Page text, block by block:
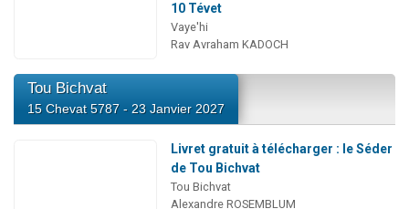
10 Tévet
Vaye'hi
Rav Avraham KADOCH
Tou Bichvat
15 Chevat 5787 - 23 Janvier 2027
Livret gratuit à télécharger : le Séder
de Tou Bichvat
Tou Bichvat
Alexandre ROSEMBLUM